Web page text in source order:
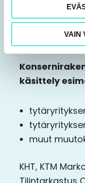
VAIN
KHT, KTM
Tilintarkastus
käsittely
muut
KHT, KTM